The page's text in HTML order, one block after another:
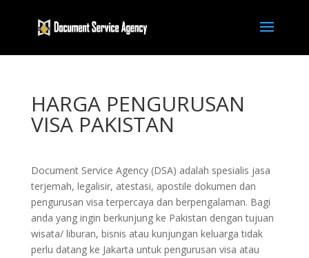
HARGA PENGURUSAN
VISA PAKISTAN
Document Service Agency (DSA) adalah spesialis jasa
terjemah, legalisir, atestasi, apostile dokumen dan
pengurusan visa terpercaya dan berpengalaman. Bagi
anda yang ingin berkunjung ke Pakistan dengan tujuan
wisata/ liburan, bisnis atau kunjungan keluarga tidak
perlu datang ke Jakarta untuk pengurusan visa atau